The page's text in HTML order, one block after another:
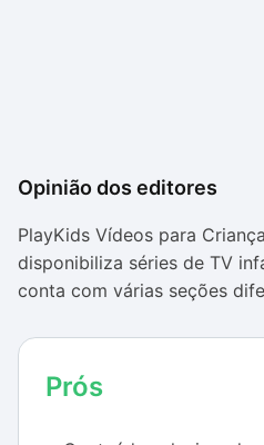
Opinião dos editores
PlayKids Vídeos para
disponibiliza séries de TV
conta com várias seções
serviço recebe novos
catálogo.
Prós